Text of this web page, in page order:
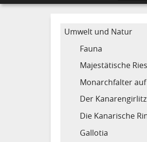
Umwelt und Natur
Fauna
Majestätische
Monarchfalter
Der Kanarengirlitz
Die Kanarische
Gallotia